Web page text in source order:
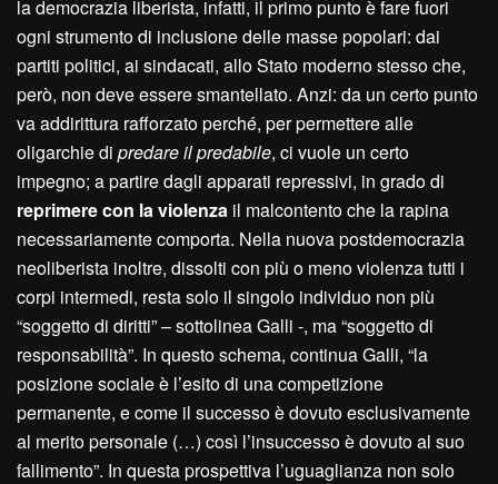
la democrazia liberista, infatti, il primo punto è fare fuori
ogni strumento di inclusione delle masse popolari: dai
partiti politici, ai sindacati, allo Stato moderno stesso che,
però, non deve essere smantellato. Anzi: da un certo punto
va addirittura rafforzato perché, per permettere alle
oligarchie di predare il predabile, ci vuole un certo
impegno; a partire dagli apparati repressivi, in grado di
reprimere con la violenza il malcontento che la rapina
necessariamente comporta. Nella nuova postdemocrazia
neoliberista inoltre, dissolti con più o meno violenza tutti i
corpi intermedi, resta solo il singolo individuo non più
“soggetto di diritti” – sottolinea Galli -, ma “soggetto di
responsabilità”. In questo schema, continua Galli, “la
posizione sociale è l’esito di una competizione
permanente, e come il successo è dovuto esclusivamente
al merito personale (…) così l’insuccesso è dovuto al suo
fallimento”. In questa prospettiva l’uguaglianza non solo